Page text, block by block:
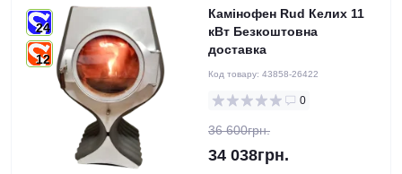
24
12
Камінофен Rud Келих 11
кВт Безкоштовна
доставка
Код товару: 43858-26422
0
36 600грн.
34 038грн.